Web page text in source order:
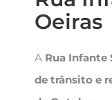
Oeiras
A Rua Infante
de trânsito e